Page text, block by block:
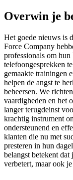
Overwin je
Het goede nieuws is
Force Company
professionals om
telefoongesprekken
gemaakte trainingen
helpen de angst te
beheersen. We
vaardigheden en het
langer terugdeinst
krachtig instrument
ondersteunend en
klanten die nu met
presteren in hun
belangst betekent dat
verbetert, maar ook